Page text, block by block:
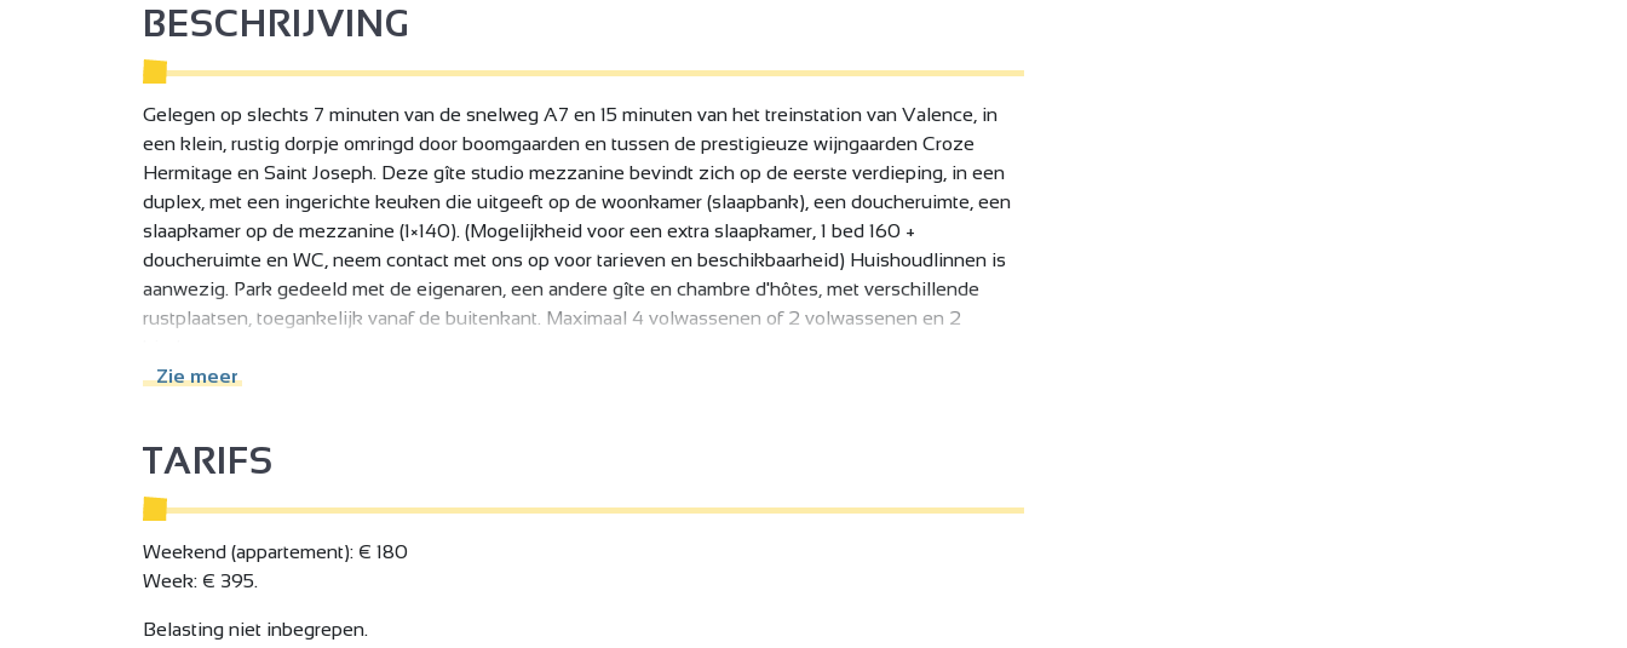
BESCHRIJVING
Gelegen op slechts 7 minuten van de snelweg A7 en 15 minuten van het treinstation van Valence, in
een klein, rustig dorpje omringd door boomgaarden en tussen de prestigieuze wijngaarden Croze
Hermitage en Saint Joseph. Deze gîte studio mezzanine bevindt zich op de eerste verdieping, in een
duplex, met een ingerichte keuken die uitgeeft op de woonkamer (slaapbank), een doucheruimte, een
slaapkamer op de mezzanine (1×140). (Mogelijkheid voor een extra slaapkamer, 1 bed 160 +
doucheruimte en WC, neem contact met ons op voor tarieven en beschikbaarheid) Huishoudlinnen is
aanwezig. Park gedeeld met de eigenaren, een andere gîte en chambre d'hôtes, met verschillende
rustplaatsen, toegankelijk vanaf de buitenkant. Maximaal 4 volwassenen of 2 volwassenen en 2
De gîte is uitgerust met een wasmachine.
Zie meer
TARIFS
Weekend (appartement): € 180
Week: € 395.
Belasting niet inbegrepen.